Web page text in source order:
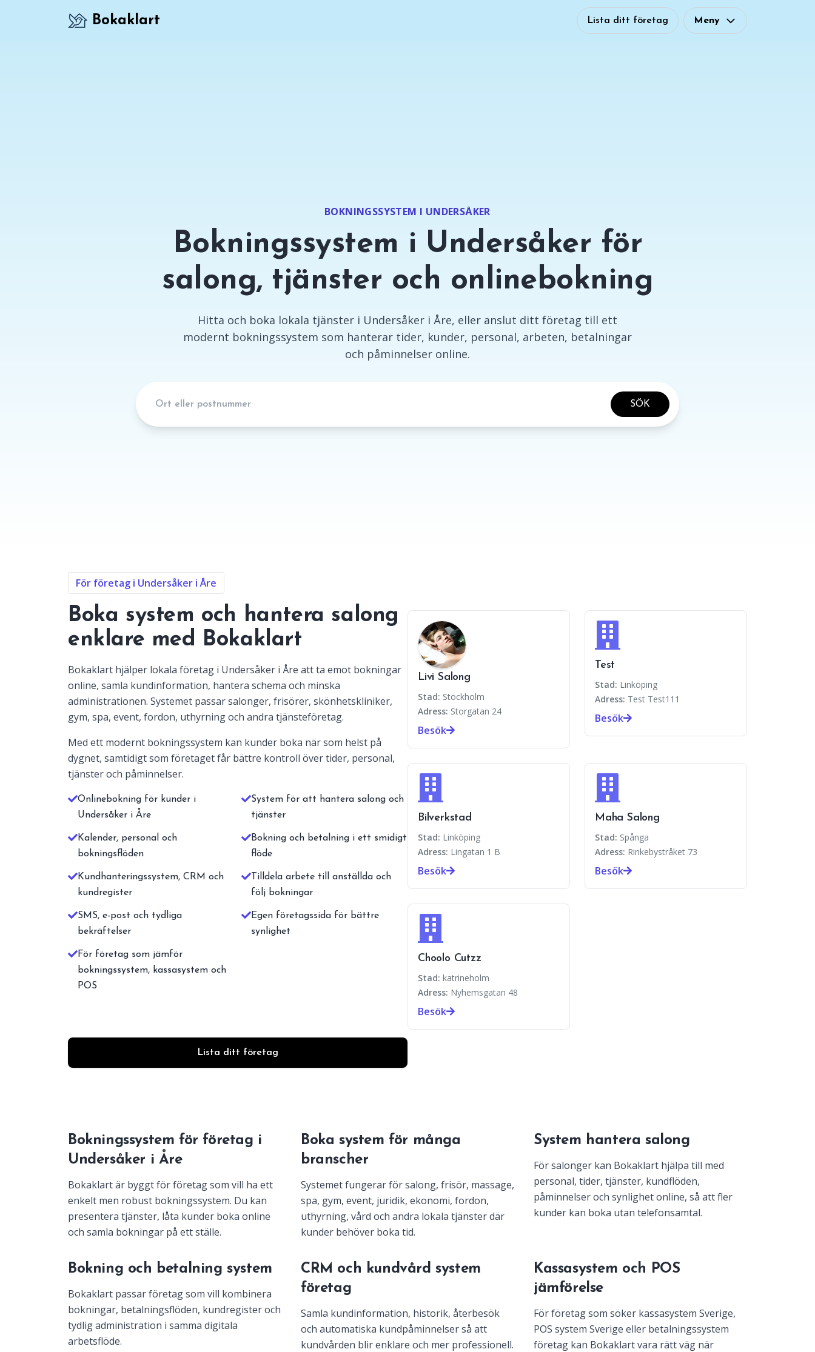
Bokaklart Lista ditt företag Meny
BOKNINGSSYSTEM I UNDERSÅKER
Bokningssystem i Undersåker för
salong, tjänster och onlinebokning
Hitta och boka lokala tjänster i Undersåker i Åre, eller anslut ditt företag till ett
modernt bokningssystem som hanterar tider, kunder, personal, arbeten, betalningar
och påminnelser online.
SÖK
För företag i Undersåker i Åre
Boka system och hantera salong
enklare med Bokaklart
Bokaklart hjälper lokala företag i Undersåker i Åre att ta emot bokningar
online, samla kundinformation, hantera schema och minska
administrationen. Systemet passar salonger, frisörer, skönhetskliniker,
gym, spa, event, fordon, uthyrning och andra tjänsteföretag.
Med ett modernt bokningssystem kan kunder boka när som helst på
dygnet, samtidigt som företaget får bättre kontroll över tider, personal,
tjänster och påminnelser.
Onlinebokning för kunder i
Undersåker i Åre
System för att hantera salong och
tjänster
Kalender, personal och
bokningsflöden
Bokning och betalning i ett smidigt
flöde
Kundhanteringssystem, CRM och
kundregister
Tilldela arbete till anställda och
följ bokningar
SMS, e-post och tydliga
bekräftelser
Egen företagssida för bättre
synlighet
För företag som jämför
bokningssystem, kassasystem och
POS
Lista ditt företag
Livi Salong
Stad: Stockholm
Adress: Storgatan 24
Besök
Test
Stad: Linköping
Adress: Test Test111
Besök
Bilverkstad
Stad: Linköping
Adress: Lingatan 1 B
Besök
Maha Salong
Stad: Spånga
Adress: Rinkebystråket 73
Besök
Choolo Cutzz
Stad: katrineholm
Adress: Nyhemsgatan 48
Besök
Bokningssystem för företag i
Undersåker i Åre
Bokaklart är byggt för företag som vill ha ett
enkelt men robust bokningssystem. Du kan
presentera tjänster, låta kunder boka online
och samla bokningar på ett ställe.
Boka system för många
branscher
Systemet fungerar för salong, frisör, massage,
spa, gym, event, juridik, ekonomi, fordon,
uthyrning, vård och andra lokala tjänster där
kunder behöver boka tid.
System hantera salong
För salonger kan Bokaklart hjälpa till med
personal, tider, tjänster, kundflöden,
påminnelser och synlighet online, så att fler
kunder kan boka utan telefonsamtal.
Bokning och betalning system
Bokaklart passar företag som vill kombinera
bokningar, betalningsflöden, kundregister och
tydlig administration i samma digitala
arbetsflöde.
CRM och kundvård system
företag
Samla kundinformation, historik, återbesök
och automatiska kundpåminnelser så att
kundvården blir enklare och mer professionell.
Kassasystem och POS
jämförelse
För företag som söker kassasystem Sverige,
POS system Sverige eller betalningssystem
företag kan Bokaklart vara rätt väg när